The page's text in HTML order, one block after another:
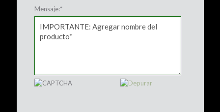
Mensaje:*